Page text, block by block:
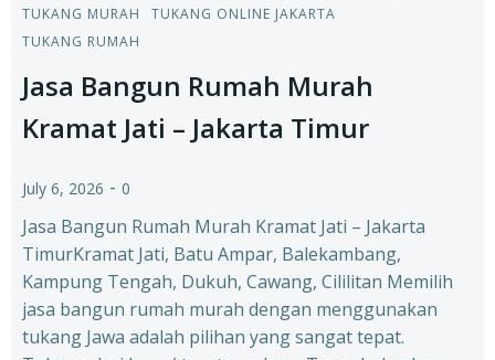
TUKANG MURAH
TUKANG ONLINE JAKARTA
TUKANG RUMAH
Jasa Bangun Rumah Murah
Kramat Jati – Jakarta Timur
July 6, 2026 - 0
Jasa Bangun Rumah Murah Kramat Jati – Jakarta
TimurKramat Jati, Batu Ampar, Balekambang,
Kampung Tengah, Dukuh, Cawang, Cililitan Memilih
jasa bangun rumah murah dengan menggunakan
tukang Jawa adalah pilihan yang sangat tepat.